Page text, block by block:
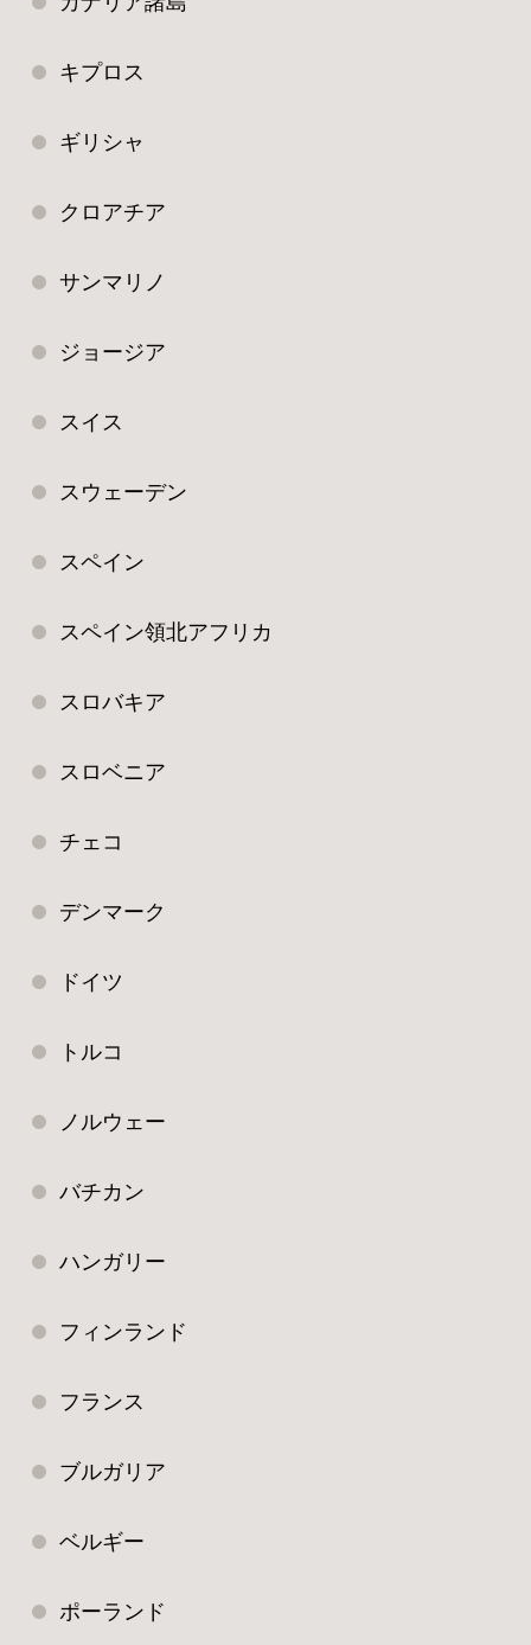
キプロス
ギリシャ
クロアチア
サンマリノ
ジョージア
スイス
スウェーデン
スペイン
スペイン領北アフリカ
スロバキア
スロベニア
チェコ
デンマーク
ドイツ
トルコ
ノルウェー
バチカン
ハンガリー
フィンランド
フランス
ブルガリア
ベルギー
ポーランド